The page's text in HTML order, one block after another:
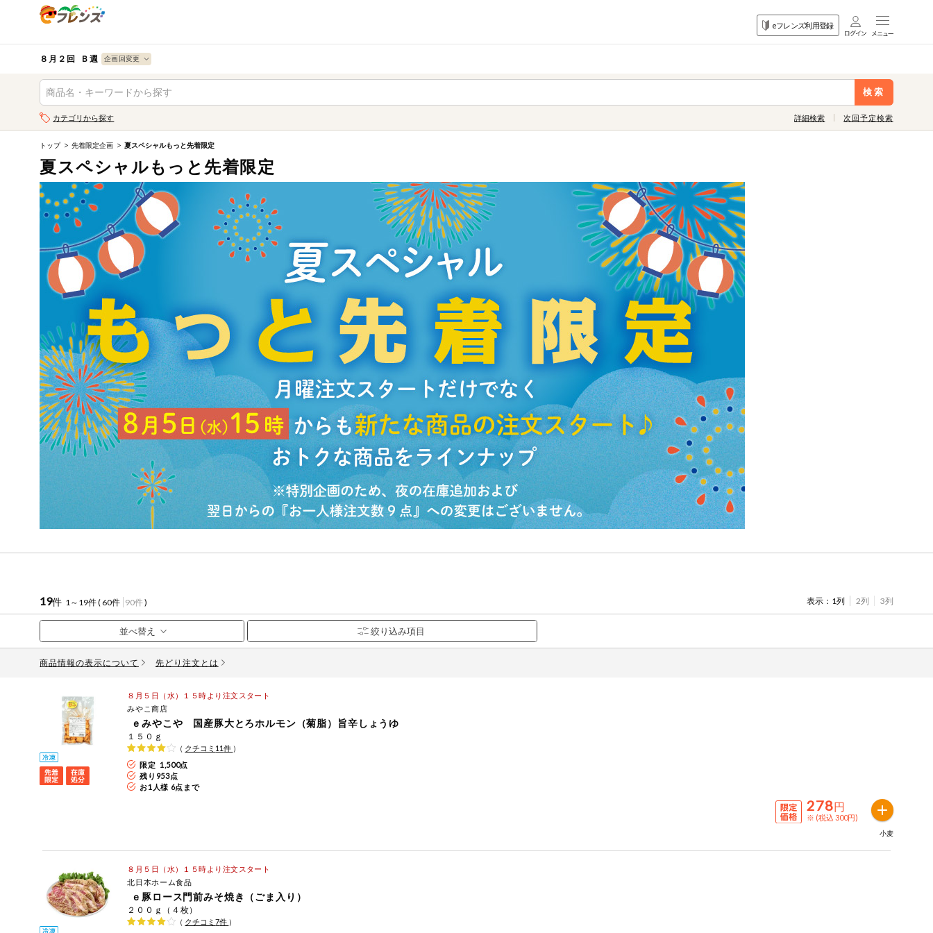
eフレンズ利用登録
ログイン
生協加入はこちら
登録から開始まで
先着限定
注文番号注文
お気に入り注文
注文履歴注文
WEBカタログ
先着限定から探す
人気カテゴリ
食品から探す
家庭用品から探す
毎週自動お届け商品
毎週自動お届け商品を修正する
いつでも注文（毎週企画）
コープしがの情報サイト
ご利用ガイド
８月２回 Ｂ週
検索
果物
肉・ハム・ソ
ーセージ
魚介・加工品
米・雑穀など
卵・牛乳・乳
パン・ジャム
豆腐・納豆・
こんにゃく
冷蔵おかず
冷凍食品
ミールキット
など
麺類
調味料・だ
し・油・ルー
おやつ
酒・ノンアル
切り花・仏花
ティッシュ・
キッチン用品
洗濯・バス・
トイレ用品
果物すべて
カテゴリから探す 詳細検索
検索条件を指定してください。全項目に条件を指定しなくても検索できます。
キーワード
キーワードをすべて含む
いずれかのキーワードを含む
メーカー名
カテゴリ
特価情報
アレルゲン情報
特定原材料と特定原材料に準ずるものが含まれていない商品を検索できます。
特定原材料
小麦 卵 乳 落花生 えび かに くるみ
さば ゼラチン 大豆 鶏肉 バナナ 豚肉 マカダミアナッツ
アレルゲン情報は、商品企画時の情報のため、ご使用前には必ず商品パッケージの表示をご確認ください。
次回予定検索
トップ 先着限定企画 夏スペシャルもっと先着限定
夏スペシャルもっと先着限定
19件 1～19件 ( 60件 90件) 表示： 1列 2列 3列
商品情報の表示について 先どり注文とは
８月５日（水）１５時より注文スタート
みやこ商店
ｅみやこや 国産豚大とろホルモン（菊脂）旨辛しょうゆ
１５０ｇ
（ クチコミ 11件 ）
限定 1,500点
残り 953点
お1人様 6点まで
278円
※ (税込 300円)
小麦
８月５日（水）１５時より注文スタート
北日本ホーム食品
ｅ豚ロース門前みそ焼き（ごま入り）
２００ｇ（４枚）
（ クチコミ7件 ）